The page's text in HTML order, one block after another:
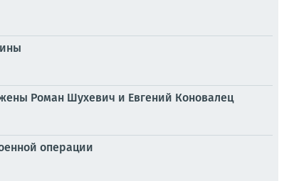
Роман Шухевич и Евгений Коновалец
операции